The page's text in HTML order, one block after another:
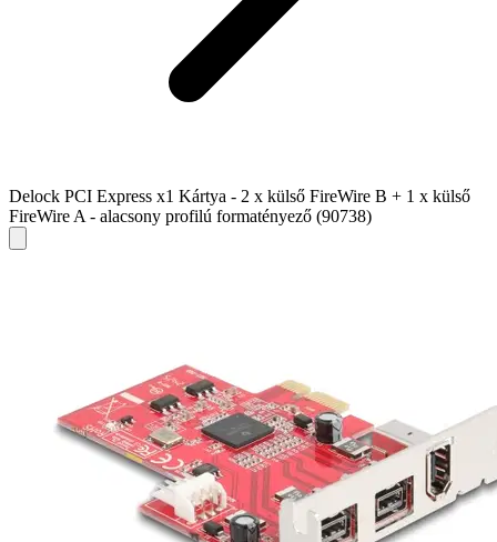
Delock PCI Express x1 Kártya - 2 x külső FireWire B + 1 x külső
FireWire A - alacsony profilú formatényező (90738)